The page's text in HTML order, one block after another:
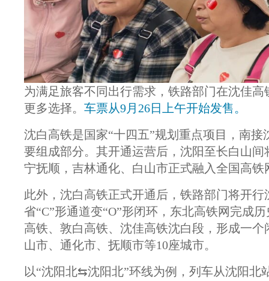
为满足旅客不同出行需求，铁路部门在沈佳
更多选择。 车票从9月26日上午开始发售。
沈白高铁是国家“十四五”规划重点项目，南
要组成部分。其开通运营后，沈阳至长白山
宁抚顺，吉林通化、白山市正式融入全国高
此外，沈白高铁正式开通后，铁路部门将开
省“C”形通道变“O”形闭环，东北高铁网完
高铁、敦白高铁、沈佳高铁沈白段，形成一
山市、通化市、抚顺市等10座城市。
以“沈阳北⇆沈阳北”环线为例，列车从沈阳